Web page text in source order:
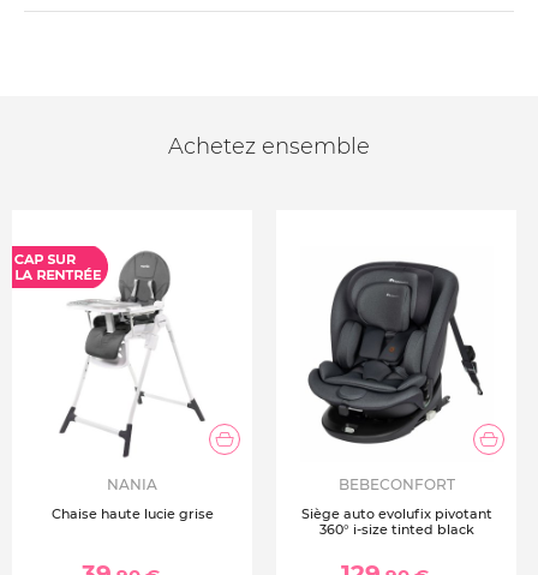
Achetez ensemble
NANIA
Chaise haute lucie grise
BEBECONFORT
Siège auto evolufix pivotant
360° i-size tinted black